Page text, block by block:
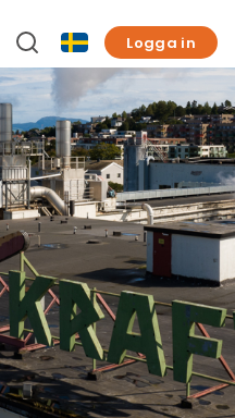
Logga in